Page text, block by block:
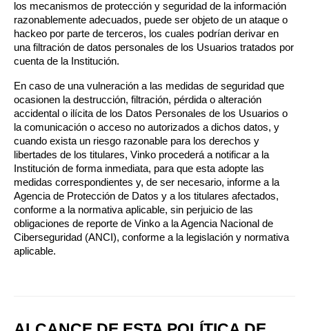
los mecanismos de protección y seguridad de la información
razonablemente adecuados, puede ser objeto de un ataque o
hackeo por parte de terceros, los cuales podrían derivar en
una filtración de datos personales de los Usuarios tratados por
cuenta de la Institución.
En caso de una vulneración a las medidas de seguridad que
ocasionen la destrucción, filtración, pérdida o alteración
accidental o ilícita de los Datos Personales de los Usuarios o
la comunicación o acceso no autorizados a dichos datos, y
cuando exista un riesgo razonable para los derechos y
libertades de los titulares, Vinko procederá a notificar a la
Institución de forma inmediata, para que esta adopte las
medidas correspondientes y, de ser necesario, informe a la
Agencia de Protección de Datos y a los titulares afectados,
conforme a la normativa aplicable, sin perjuicio de las
obligaciones de reporte de Vinko a la Agencia Nacional de
Ciberseguridad (ANCI), conforme a la legislación y normativa
aplicable.